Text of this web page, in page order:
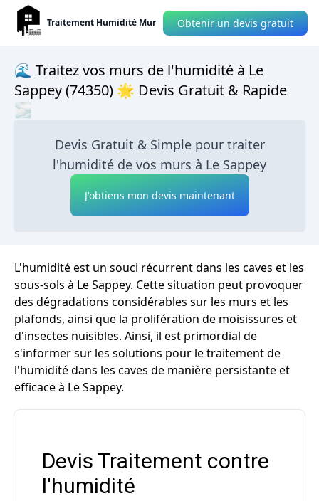
Traitement Humidité Mur Obtenir un devis gratuit
🌊 Traitez vos murs de l'humidité à Le
Sappey (74350) 🌟 Devis Gratuit & Rapide
🌫
Devis Gratuit & Simple pour traiter
l'humidité de vos murs à Le Sappey
J'obtiens mon devis maintenant
L'humidité est un souci récurrent dans les caves et les
sous-sols à Le Sappey. Cette situation peut provoquer
des dégradations considérables sur les murs et les
plafonds, ainsi que la prolifération de moisissures et
d'insectes nuisibles. Ainsi, il est primordial de
s'informer sur les solutions pour le traitement de
l'humidité dans les caves de manière persistante et
efficace à Le Sappey.
Devis Traitement contre
l'humidité